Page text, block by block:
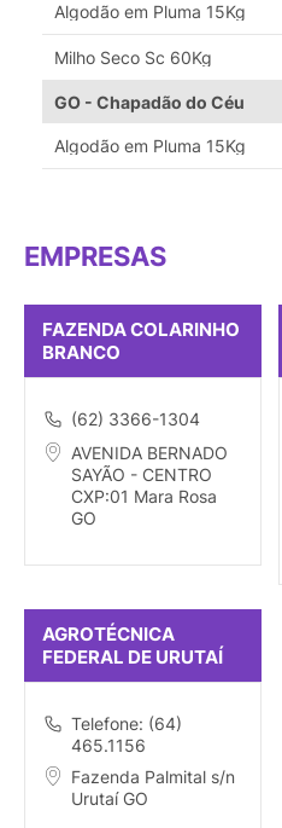
Algodão em Pluma 15Kg
Milho Seco Sc 60Kg
GO - Chapadão do Céu
Algodão em Pluma 15Kg
EMPRESAS
FAZENDA COLARINHO
BRANCO
(62) 3366-1304
AVENIDA BERNADO
SAYÃO - CENTRO
CXP:01 Mara Rosa
GO
AGROTÉCNICA
FEDERAL DE URUTAÍ
Telefone: (64)
465.1156
Fazenda Palmital s/n
Urutaí GO